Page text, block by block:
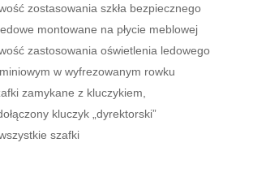
zostasowania szkła bezpiecznego
montowane na płycie meblowej
zastosowania oświetlenia ledowego
w wyfrezowanym rowku
zamykane z kluczykiem,
kluczyk „dyrektorski”
szafki